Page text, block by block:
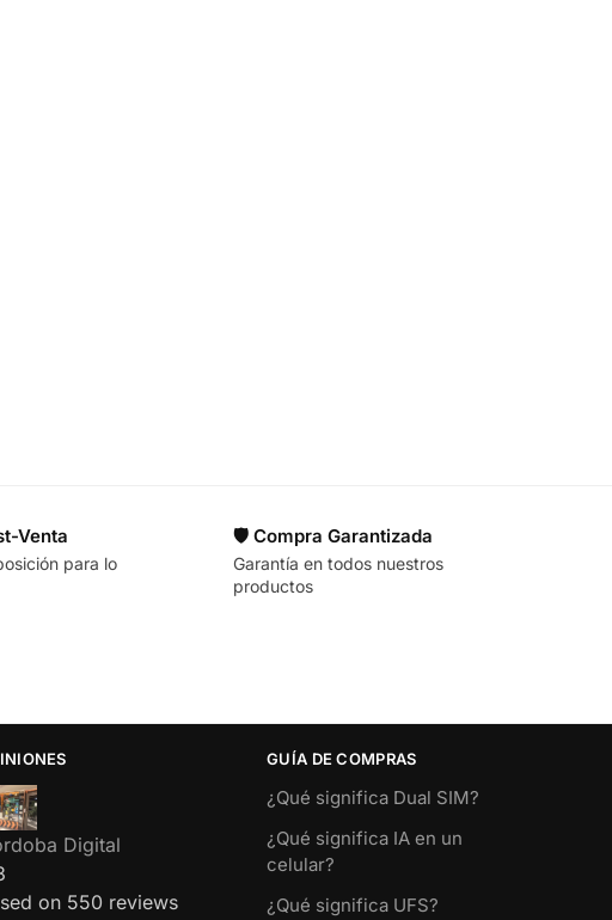
Venta
para lo
🛡️ Compra Garantizada
Garantía en todos nuestros
productos
Digital
on 550 reviews
GUÍA DE COMPRAS
¿Qué significa Dual SIM?
¿Qué significa IA en un
celular?
¿Qué significa UFS?